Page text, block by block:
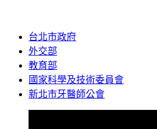
台北市政府
外交部
教育部
國家科學及技術委員會
新北市牙醫師公會